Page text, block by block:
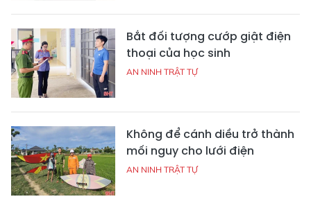
Bắt đối tượng cướp giật điện
thoại của học sinh
AN NINH TRẬT TỰ
Không để cánh diều trở thành
mối nguy cho lưới điện
AN NINH TRẬT TỰ